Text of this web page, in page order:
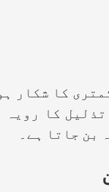
کا شکار
کا
بن جاتا ہے۔